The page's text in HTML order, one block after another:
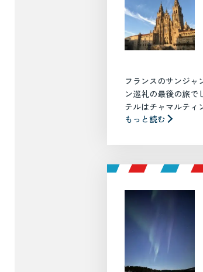
フランスのサンジャ
ン巡礼の最後の旅で
テルはチャマルティ
もっと読む